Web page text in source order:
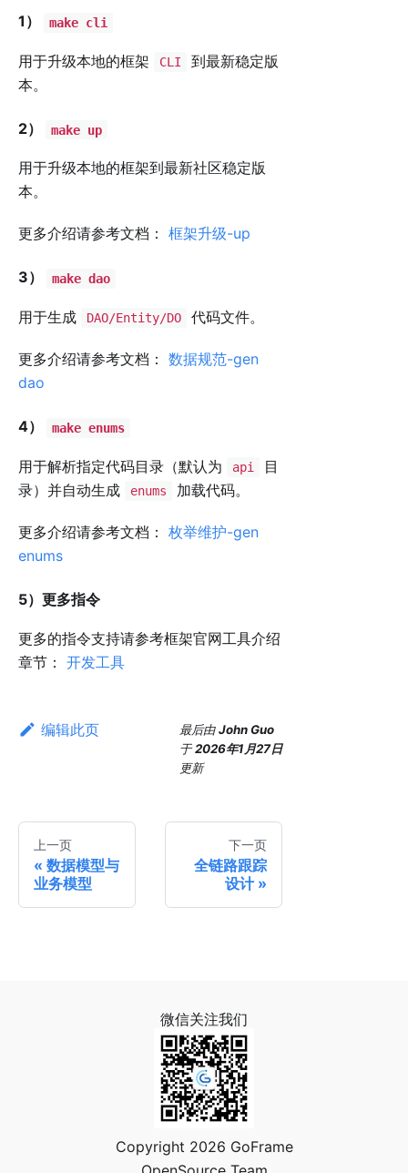
1） make cli
用于升级本地的框架 CLI
到最新稳定版
本。
2） make up
用于升级本地的框架到最新社区稳定版
本。
更多介绍请参考文档： 框架升级-up
3） make dao
用于生成 DAO/Entity/DO 代码文件。
更多介绍请参考文档： 数据规范-gen
dao
4） make enums
用于解析指定代码目录（默认为 api
目
录）并自动生成
enums 加载代码。
更多介绍请参考文档： 枚举维护-gen
enums
5）更多指令
更多的指令支持请参考框架官网工具介绍
章节： 开发工具
编辑此页 最后由John Guo
于2026年1月27日
更新
上一页
数据模型与
业务模型
下一页
全链路跟踪
设计
微信关注我们
Copyright 2026 GoFrame